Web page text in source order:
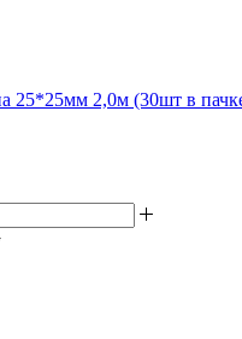
25*25мм 2,0м (30шт в